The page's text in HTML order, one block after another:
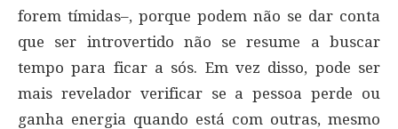
forem tímidas–, porque podem não se dar conta
que ser introvertido não se resume a buscar
tempo para ficar a sós. Em vez disso, pode ser
mais revelador verificar se a pessoa perde ou
ganha energia quando está com outras, mesmo